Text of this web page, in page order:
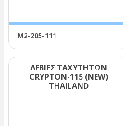
Μ2-205-111
ΛΕΒΙΕΣ ΤΑΧΥΤΗΤΩΝ
CRΥΡΤΟΝ-115 (ΝΕW)
ΤΗΑΙLΑΝD